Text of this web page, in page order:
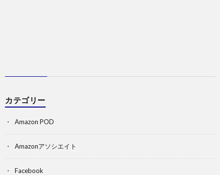
カテゴリー
Amazon POD
Amazonアソシエイト
Facebook